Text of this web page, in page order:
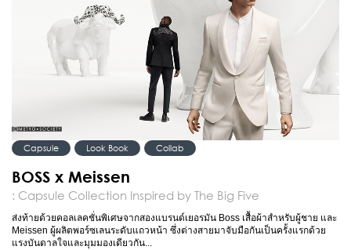
Capsule Look Book Collab
BOSS x Meissen
: Capsule Collection Inspired by The Big Five
ส่งท้ายด้วยคอลเลคชั่นพิเศษจากสองแบรนด์เยอรมัน Boss เสื้อผ้าสำหรับผู้ชาย และ
Meissen ผู้ผลิตพอร์ซเลนระดับแถวหน้า ซึ่งต่างสายมาจับมือกันเป็นครั้งแรกด้วย
แรงบันดาลใจและมุมมองเดียวกัน...